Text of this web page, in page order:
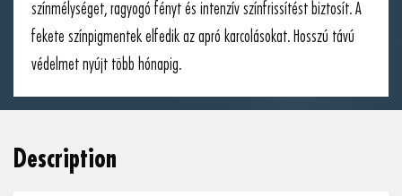
színmélységet, ragyogó fényt és intenzív színfrissítést biztosít. A
fekete színpigmentek elfedik az apró karcolásokat. Hosszú távú
védelmet nyújt több hónapig.
Description